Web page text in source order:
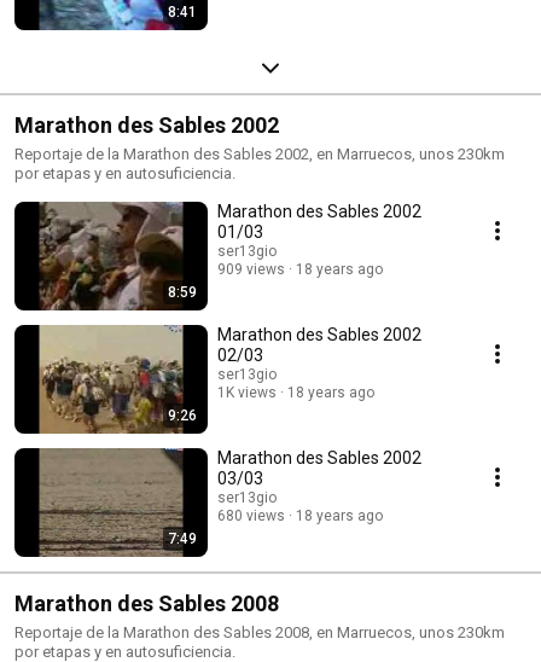
8:41
Marathon des Sables 2002
Reportaje de la Marathon des Sables 2002, en Marruecos, unos 230km
por etapas y en autosuficiencia.
8:59
Marathon des Sables 2002
01/03
ser13gio
909 views
18 years ago
9:26
Marathon des Sables 2002
02/03
ser13gio
1K views
18 years ago
7:49
Marathon des Sables 2002
03/03
ser13gio
680 views
18 years ago
Marathon des Sables 2008
Reportaje de la Marathon des Sables 2008, en Marruecos, unos 230km
por etapas y en autosuficiencia.